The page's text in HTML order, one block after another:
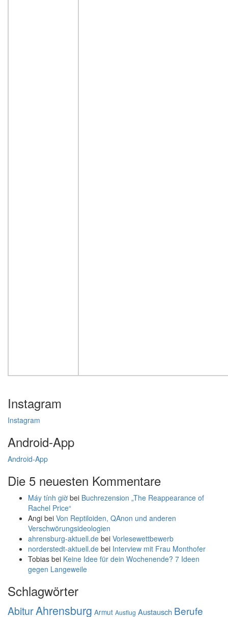
Instagram
Instagram
Android-App
Android-App
Die 5 neuesten Kommentare
Máy tính giờ bei Buchrezension „The Reappearance of
Rachel Price“
Angi bei Von Reptiloiden, QAnon und anderen
Verschwörungsideologien
ahrensburg-aktuell.de bei Vorlesewettbewerb
norderstedt-aktuell.de bei Interview mit Frau Monthofer
Tobias bei Keine Idee für dein Wochenende? 7 Ideen
gegen Langeweile
Schlagwörter
AbiturAhrensburg Armut Ausflug Austausch Berufe